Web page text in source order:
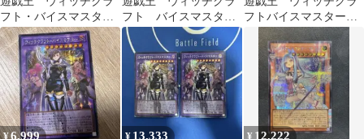
フト・バイスマスタ
ー オーバーフレー
ム シークレッ
フト バイスマスタ
ー オーバーフレー
ム シク
フトバイスマスター
シークレットオーバー
フレーム
¥6,999 ¥ 13,333 ¥ 12,222